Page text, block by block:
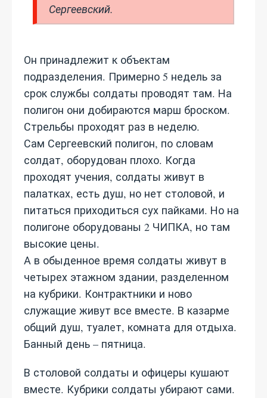
Сергеевский.
Он принадлежит к объектам
подразделения. Примерно 5 недель за
срок службы солдаты проводят там. На
полигон они добираются марш броском.
Стрельбы проходят раз в неделю.
Сам Сергеевский полигон, по словам
солдат, оборудован плохо. Когда
проходят учения, солдаты живут в
палатках, есть душ, но нет столовой, и
питаться приходиться сух пайками. Но на
полигоне оборудованы 2 ЧИПКА, но там
высокие цены.
А в обыденное время солдаты живут в
четырех этажном здании, разделенном
на кубрики. Контрактники и ново
служащие живут все вместе. В казарме
общий душ, туалет, комната для отдыха.
Банный день – пятница.
В столовой солдаты и офицеры кушают
вместе. Кубрики солдаты убирают сами.